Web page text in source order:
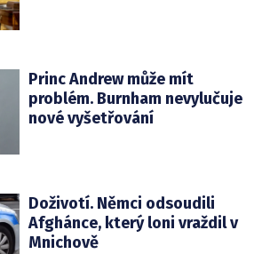
Princ Andrew může mít
problém. Burnham nevylučuje
nové vyšetřování
Doživotí. Němci odsoudili
Afghánce, který loni vraždil v
Mnichově